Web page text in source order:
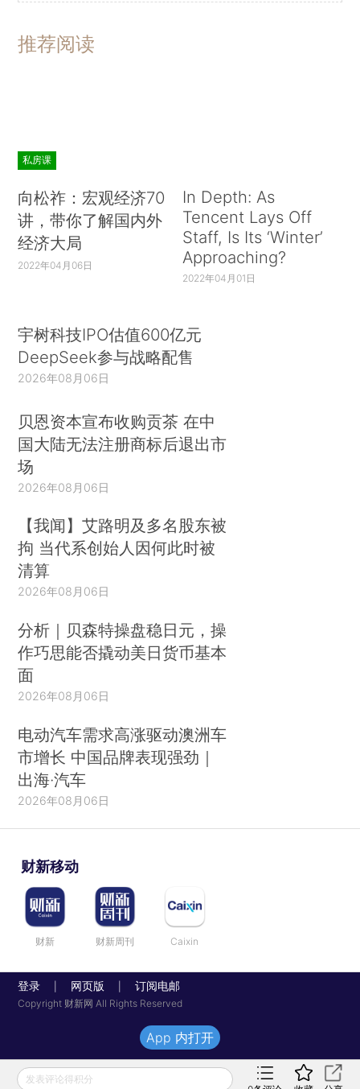
推荐阅读
私房课
向松祚：宏观经济70
讲，带你了解国内外
经济大局
2022年04月06日
In Depth: As
Tencent Lays Off
Staff, Is Its ‘Winter’
Approaching?
2022年04月01日
宇树科技IPO估值600亿元
DeepSeek参与战略配售
2026年08月06日
贝恩资本宣布收购贡茶 在中
国大陆无法注册商标后退出市
场
2026年08月06日
【我闻】艾路明及多名股东被
拘 当代系创始人因何此时被
清算
2026年08月06日
分析｜贝森特操盘稳日元，操
作巧思能否撬动美日货币基本
面
2026年08月06日
电动汽车需求高涨驱动澳洲车
市增长 中国品牌表现强劲｜
出海·汽车
2026年08月06日
财新移动
财新 财新周刊 Caixin
登录 网页版 订阅电邮
Copyright 财新网 All Rights Reserved
发表评论得积分
App 内打开